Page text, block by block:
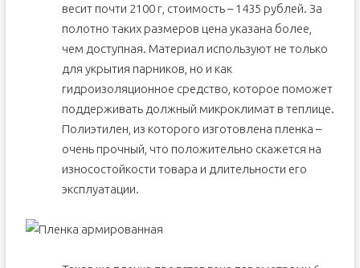
весит почти 2100 г, стоимость – 1435 рублей. За
полотно таких размеров цена указана более,
чем доступная. Материал используют не только
для укрытия парников, но и как
гидроизоляционное средство, которое поможет
поддерживать должный микроклимат в теплице.
Полиэтилен, из которого изготовлена пленка –
очень прочный, что положительно скажется на
износостойкости товара и длительности его
эксплуатации.